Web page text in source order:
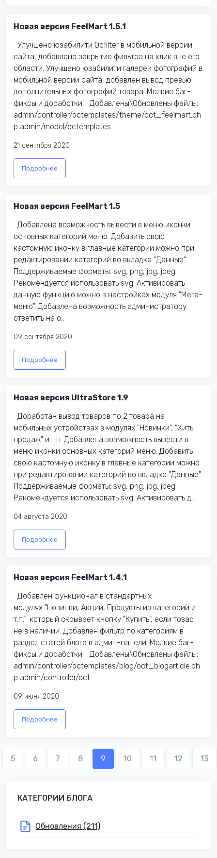
Новая версия FeelMart 1.5.1
Улучшено юзабилити Ocfilter в мобильной версии
сайта, добавлено закрытие фильтра на клик вне его
области. Улучшено юзабилити галереи фотографий в
мобильной версии сайта, добавлен вывод превью
дополнительных фотографий товара. Мелкие баг-
фиксы и доработки. Добавлены\Обновлены файлы:
admin/controller/octemplates/theme/oct_feelmart.ph
p admin/model/octemplates..
21 сентября 2020
Подробнее
Новая версия FeelMart 1.5
Добавлена возможность вывести в меню иконки
основных категорий меню. Добавить свою
кастомную иконку в главные категории можно при
редактировании категорий во вкладке "Данные".
Поддерживаемые форматы: svg, png, jpg, jpeg.
Рекомендуется использовать svg. Активировать
данную функцию можно в настройках модуля "Мега-
меню". Добавлена возможность администратору
ответить на о..
09 сентября 2020
Подробнее
Новая версия UltraStore 1.9
Доработан вывод товаров по 2 товара на
мобильных устройствах в модулях "Новинки", "Хиты
продаж" и т.п. Добавлена возможность вывести в
меню иконки основных категорий меню. Добавить
свою кастомную иконку в главные категории можно
при редактировании категорий во вкладке "Данные".
Поддерживаемые форматы: svg, png, jpg, jpeg.
Рекомендуется использовать svg. Активировать д..
04 августа 2020
Подробнее
Новая версия FeelMart 1.4.1
Добавлен функционал в стандартных
модулях "Новинки, Акции, Продукты из категорий и
т.п." который скрывает кнопку "Купить", если товар
не в наличии. Добавлен фильтр по категориям в
раздел статей блога в админ-панели. Мелкие баг-
фиксы и доработки. Добавлены\Обновлены файлы:
admin/controller/octemplates/blog/oct_blogarticle.ph
p admin/controller/oct..
09 июня 2020
Подробнее
5 6 7 8 9 10 11 12 13
КАТЕГОРИИ БЛОГА
Обновления (211)